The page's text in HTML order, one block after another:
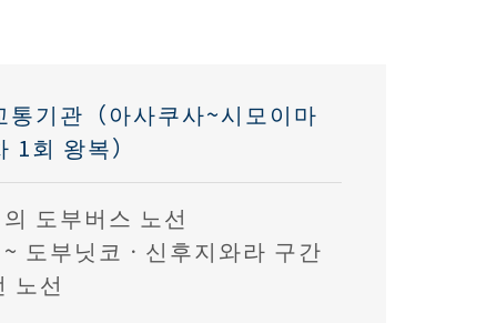
통기관（아사쿠사~시모이마
1회 왕복）
도부버스 노선
도부닛코ㆍ신후지와라 구간
노선